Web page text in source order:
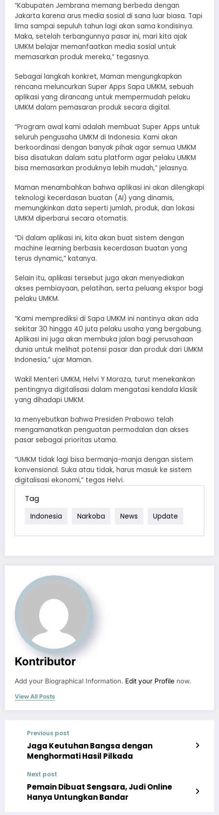
“Kabupaten Jembrana memang berbeda dengan
Jakarta karena arus media sosial di sana luar biasa. Tapi
lima sampai sepuluh tahun lagi akan sama kondisinya.
Maka, setelah terbangunnya pasar ini, mari kita ajak
UMKM belajar memanfaatkan media sosial untuk
memasarkan produk mereka,” tegasnya.
Sebagai langkah konkret, Maman mengungkapkan
rencana meluncurkan Super Apps Sapa UMKM, sebuah
aplikasi yang dirancang untuk mempermudah pelaku
UMKM dalam pemasaran produk secara digital.
“Program awal kami adalah membuat Super Apps untuk
seluruh pengusaha UMKM di Indonesia. Kami akan
berkoordinasi dengan banyak pihak agar semua UMKM
bisa disatukan dalam satu platform agar pelaku UMKM
bisa memasarkan produknya lebih mudah,” jelasnya.
Maman menambahkan bahwa aplikasi ini akan dilengkapi
teknologi kecerdasan buatan (AI) yang dinamis,
memungkinkan data seperti jumlah, produk, dan lokasi
UMKM diperbarui secara otomatis.
“Di dalam aplikasi ini, kita akan buat sistem dengan
machine learning berbasis kecerdasan buatan yang
terus dynamic,” katanya.
Selain itu, aplikasi tersebut juga akan menyediakan
akses pembiayaan, pelatihan, serta peluang ekspor bagi
pelaku UMKM.
“Kami memprediksi di Sapa UMKM ini nantinya akan ada
sekitar 30 hingga 40 juta pelaku usaha yang bergabung.
Aplikasi ini juga akan membuka jalan bagi perusahaan
dunia untuk melihat potensi pasar dan produk dari UMKM
Indonesia,” ujar Maman.
Wakil Menteri UMKM, Helvi Y Moraza, turut menekankan
pentingnya digitalisasi dalam mengatasi kendala klasik
yang dihadapi UMKM.
Ia menyebutkan bahwa Presiden Prabowo telah
mengamanatkan penguatan permodalan dan akses
pasar sebagai prioritas utama.
“UMKM tidak lagi bisa bermanja-manja dengan sistem
konvensional. Suka atau tidak, harus masuk ke sistem
digitalisasi ekonomi,” tegas Helvi.
Tag
Indonesia Narkoba News Update
Kontributor
Add your Biographical Information. Edit your Profile now.
View All Posts
Previous post
Jaga Keutuhan Bangsa dengan
Menghormati Hasil Pilkada
Next post
Pemain Dibuat Sengsara, Judi Online
Hanya Untungkan Bandar